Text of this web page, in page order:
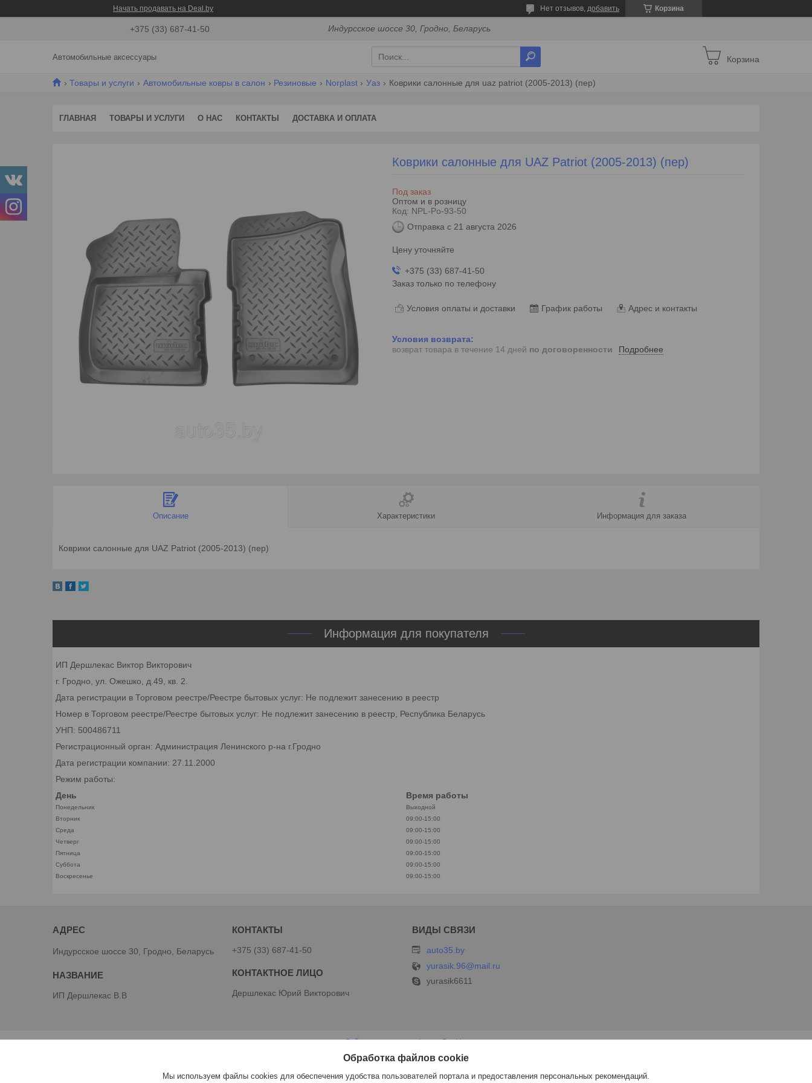
Начать продавать на Deal.by Корзина
Нет отзывов, добавить
+375 (33) 687-41-50 Индурсское шоссе 30, Гродно, Беларусь
Автомобильные аксессуары Корзина
Товары и услуги Автомобильные ковры в салон Резиновые Norplast Уаз Коврики салонные для uaz patriot (2005-2013) (пер)
ГЛАВНАЯ ТОВАРЫ И УСЛУГИ О НАС КОНТАКТЫ ДОСТАВКА И ОПЛАТА
Коврики салонные для UAZ Patriot (2005-2013) (пер)
Под заказ
Оптом и в розницу
Код: NPL-Po-93-50
Отправка с 21 августа 2026
Цену уточняйте
+375 (33) 687-41-50
Заказ только по телефону
Условия оплаты и доставки График работы Адрес и контакты
возврат товара в течение 14 дней по договоренности Подробнее
Описание Характеристики Информация для заказа
Коврики салонные для UAZ Patriot (2005-2013) (пер)
Информация для покупателя
ИП Дершлекас Виктор Викторович
г. Гродно, ул. Ожешко, д.49, кв. 2.
Дата регистрации в Торговом реестре/Реестре бытовых услуг: Не подлежит занесению в реестр
Номер в Торговом реестре/Реестре бытовых услуг: Не подлежит занесению в реестр, Республика Беларусь
УНП: 500486711
Регистрационный орган: Администрация Ленинского р-на г.Гродно
Дата регистрации компании: 27.11.2000
Режим работы:
День
Время работы
Понедельник
Выходной
Вторник
09:00-15:00
Среда
09:00-15:00
Четверг
09:00-15:00
Пятница
09:00-15:00
Суббота
09:00-15:00
Воскресенье
09:00-15:00
Индурсское шоссе 30, Гродно, Беларусь
ИП Дершлекас В.В
+375 (33) 687-41-50
Дершлекас Юрий Викторович
auto35.by
yurasik.96@mail.ru
yurasik6611
Сайт создан на платформе Deal.by
Политика обработки файлов cookies
Обработка файлов cookie
Мы используем файлы cookies для обеспечения удобства пользователей портала и предоставления персональных рекомендаций.
ИП Дершлекас В.В | Пожаловаться на контент
Select Language ▼